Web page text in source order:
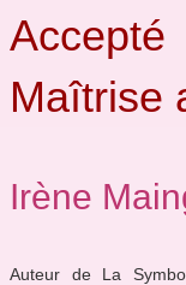
Maîtrise
Irène
Auteur de La